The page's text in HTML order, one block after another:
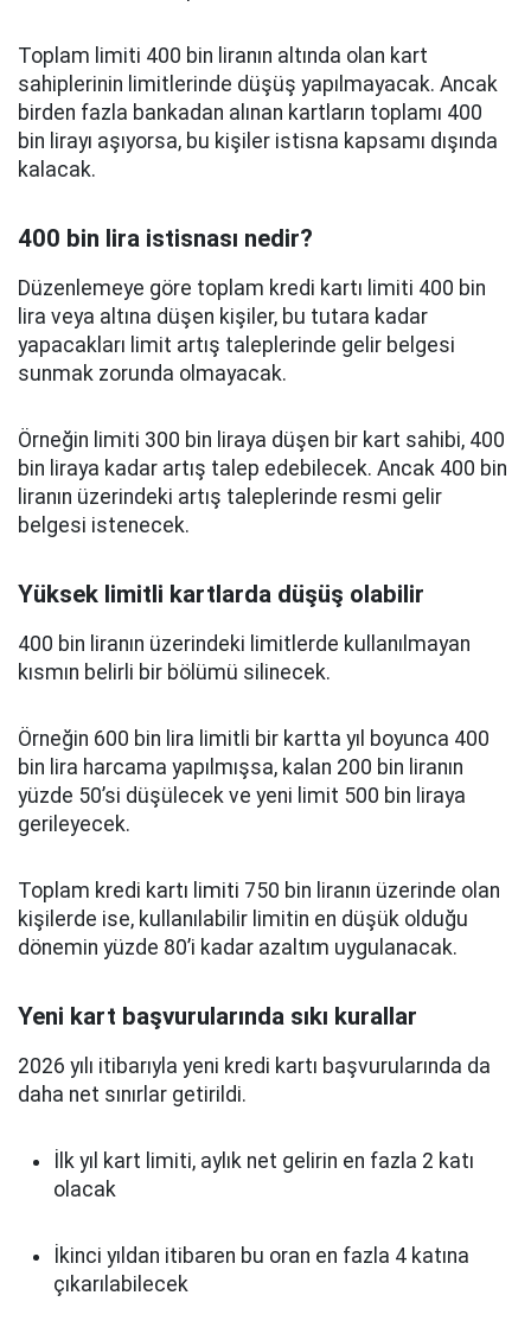
Toplam limiti 400 bin liranın altında olan kart
sahiplerinin limitlerinde düşüş yapılmayacak. Ancak
birden fazla bankadan alınan kartların toplamı 400
bin lirayı aşıyorsa, bu kişiler istisna kapsamı dışında
kalacak.
400 bin lira istisnası nedir?
Düzenlemeye göre toplam kredi kartı limiti 400 bin
lira veya altına düşen kişiler, bu tutara kadar
yapacakları limit artış taleplerinde gelir belgesi
sunmak zorunda olmayacak.
Örneğin limiti 300 bin liraya düşen bir kart sahibi, 400
bin liraya kadar artış talep edebilecek. Ancak 400 bin
liranın üzerindeki artış taleplerinde resmi gelir
belgesi istenecek.
Yüksek limitli kartlarda düşüş olabilir
400 bin liranın üzerindeki limitlerde kullanılmayan
kısmın belirli bir bölümü silinecek.
Örneğin 600 bin lira limitli bir kartta yıl boyunca 400
bin lira harcama yapılmışsa, kalan 200 bin liranın
yüzde 50’si düşülecek ve yeni limit 500 bin liraya
gerileyecek.
Toplam kredi kartı limiti 750 bin liranın üzerinde olan
kişilerde ise, kullanılabilir limitin en düşük olduğu
dönemin yüzde 80’i kadar azaltım uygulanacak.
Yeni kart başvurularında sıkı kurallar
2026 yılı itibarıyla yeni kredi kartı başvurularında da
daha net sınırlar getirildi.
İlk yıl kart limiti, aylık net gelirin en fazla 2 katı
olacak
İkinci yıldan itibaren bu oran en fazla 4 katına
çıkarılabilecek